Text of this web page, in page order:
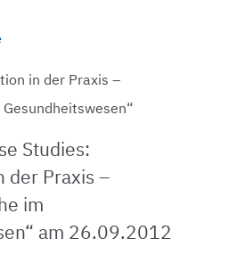
in der Praxis –
Studies:
der Praxis –
im
am 26.09.2012